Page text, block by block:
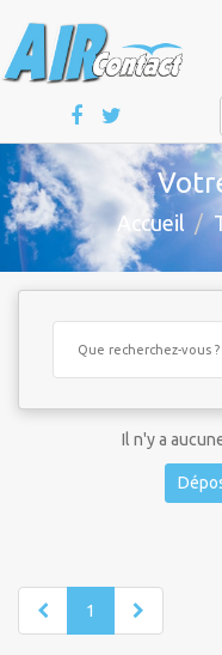
Accueil
Il n'y a
1